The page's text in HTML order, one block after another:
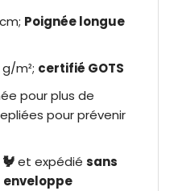
Poignée longue
g/m²; certifié GOTS
pour plus de
pour prévenir
et expédié sans
enveloppe